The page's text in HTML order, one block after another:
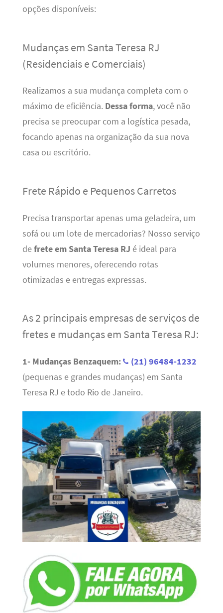
opções disponíveis:
Mudanças em Santa Teresa RJ
(Residenciais e Comerciais)
Realizamos a sua mudança completa com o
máximo de eficiência. Dessa forma, você não
precisa se preocupar com a logística pesada,
focando apenas na organização da sua nova
casa ou escritório.
Frete Rápido e Pequenos Carretos
Precisa transportar apenas uma geladeira, um
sofá ou um lote de mercadorias? Nosso serviço
defrete em Santa Teresa RJ é ideal para
volumes menores, oferecendo rotas
otimizadas e entregas expressas.
As 2 principais empresas de serviços de
fretes e mudanças em Santa Teresa RJ:
1- Mudanças Benzaquem:
(21) 96484-1232
(pequenas e grandes mudanças) em Santa
Teresa RJ e todo Rio de Janeiro.